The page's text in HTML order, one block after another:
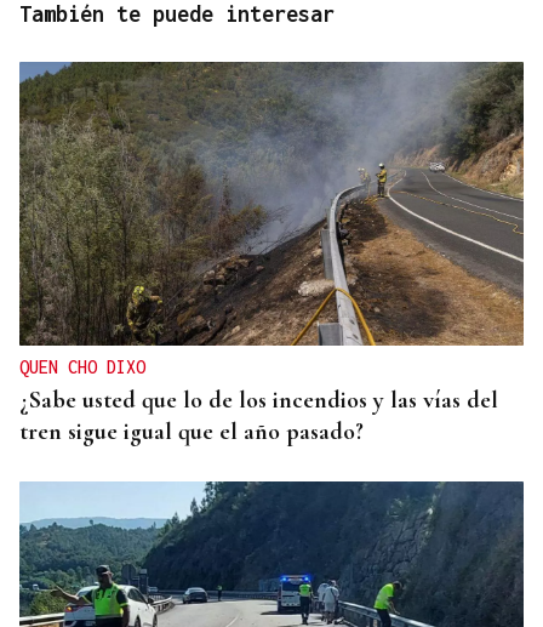
También te puede interesar
QUEN CHO DIXO
¿Sabe usted que lo de los incendios y las vías del
tren sigue igual que el año pasado?